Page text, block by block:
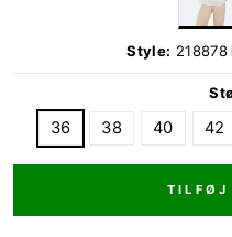
Style: 218878
36 38 40 42
TILFØJ